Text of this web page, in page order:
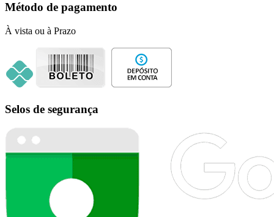
Método de pagamento
À vista ou à Prazo
Selos de segurança